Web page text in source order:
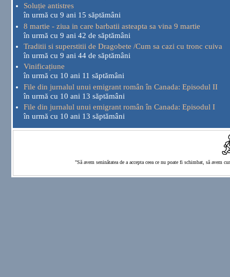
Soluție antistres
în urmă cu 9 ani 15 săptămâni
8 martie - ziua in care barbatii asteapta sa vina 9 martie
în urmă cu 9 ani 42 de săptămâni
Traditii si superstitii de Dragobete /Cum sa cazi cu tronc cuiva
în urmă cu 9 ani 44 de săptămâni
Vinificațiune
în urmă cu 10 ani 11 săptămâni
File din jurnalul unui emigrant român în Canada: Episodul II
în urmă cu 10 ani 13 săptămâni
File din jurnalul unui emigrant român în Canada: Episodul I
în urmă cu 10 ani 13 săptămâni
"Să avem seninătatea de a accepta ceea ce nu poate fi schimbat, să avem